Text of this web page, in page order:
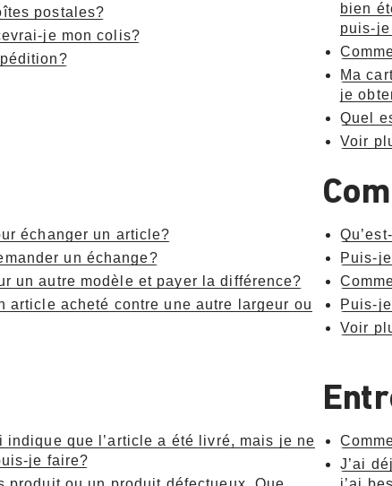
postales?
je mon colis?
bien
puis-
Ma
je
Quel
Voir
échanger un article?
un échange?
un autre modèle et payer la différence?
article acheté contre une autre largeur ou
Puis-
Puis-
Voir
indique que l’article a été livré, mais je ne
je faire?
J’ai